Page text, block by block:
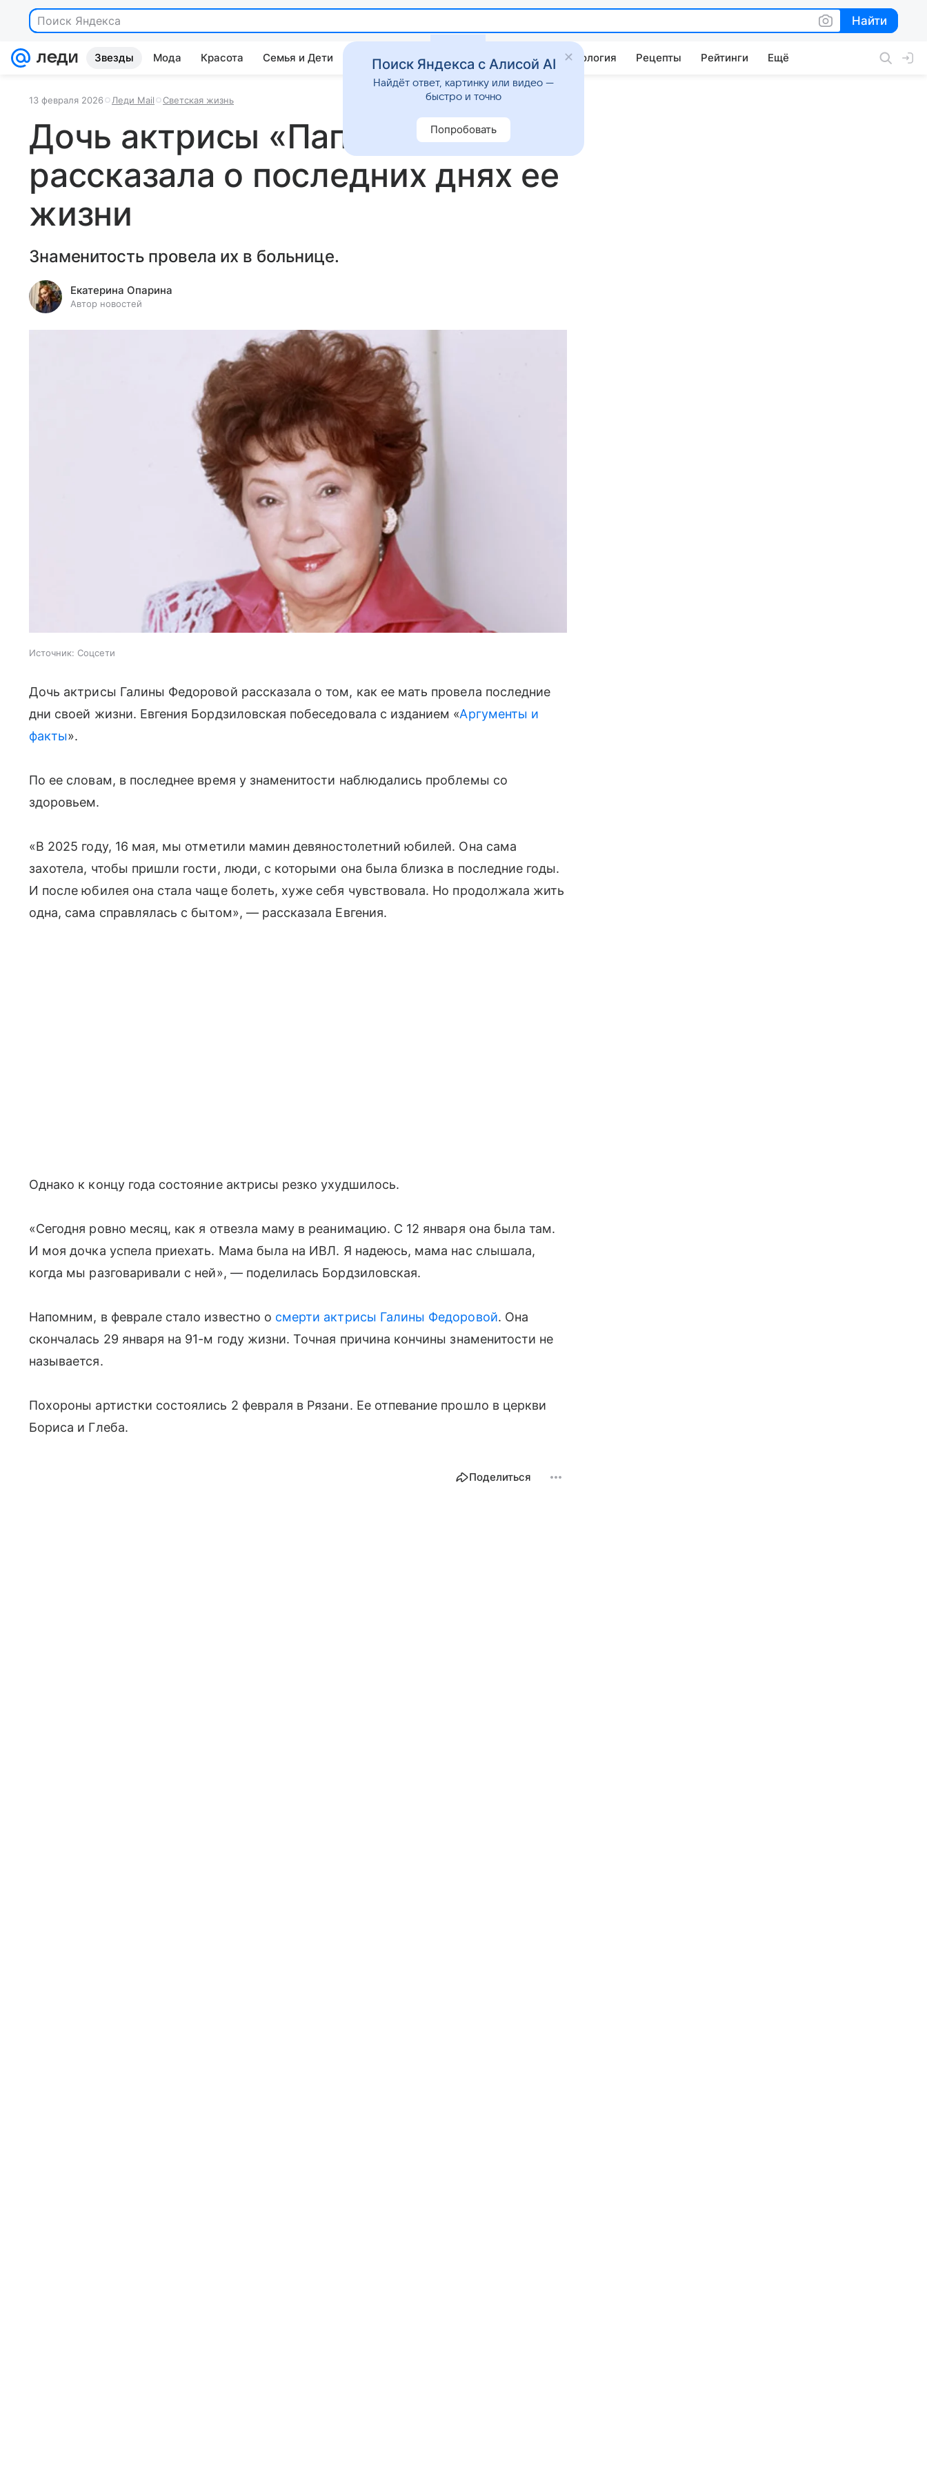
Поиск Яндекса Найти
Найти
Звезды Мода Красота Семья и Дети Дом Гороскопы Стиль жизни Психология Рецепты Рейтинги Ещё
13 февраля 2026 Леди Mail Светская жизнь
Дочь актрисы «Папиных дочек»
рассказала о последних днях ее
жизни
Знаменитость провела их в больнице.
Екатерина Опарина
Автор новостей
Источник: Соцсети
Дочь актрисы Галины Федоровой рассказала о том, как ее мать провела последние
дни своей жизни. Евгения Бордзиловская побеседовала с изданием «Аргументы и
факты».
По ее словам, в последнее время у знаменитости наблюдались проблемы со
здоровьем.
«В 2025 году, 16 мая, мы отметили мамин девяностолетний юбилей. Она сама
захотела, чтобы пришли гости, люди, с которыми она была близка в последние годы.
И после юбилея она стала чаще болеть, хуже себя чувствовала. Но продолжала жить
одна, сама справлялась с бытом», — рассказала Евгения.
Однако к концу года состояние актрисы резко ухудшилось.
«Сегодня ровно месяц, как я отвезла маму в реанимацию. С 12 января она была там.
И моя дочка успела приехать. Мама была на ИВЛ. Я надеюсь, мама нас слышала,
когда мы разговаривали с ней», — поделилась Бордзиловская.
Напомним, в феврале стало известно о смерти актрисы Галины Федоровой. Она
скончалась 29 января на 91-м году жизни. Точная причина кончины знаменитости не
называется.
Похороны артистки состоялись 2 февраля в Рязани. Ее отпевание прошло в церкви
Бориса и Глеба.
Поделиться
Поиск Яндекса с Алисой AI
Найдёт ответ, картинку или видео —
быстро и точно
Попробовать